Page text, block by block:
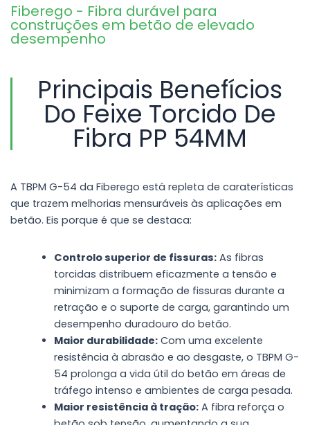
Fiberego - Fibra durável para
construções em betão de elevado
desempenho
Principais Benefícios
Do Feixe Torcido De
Fibra PP 54MM
A TBPM G-54 da Fiberego está repleta de caraterísticas
que trazem melhorias mensuráveis às aplicações em
betão. Eis porque é que se destaca:
Controlo superior de fissuras: As fibras
torcidas distribuem eficazmente a tensão e
minimizam a formação de fissuras durante a
retração e o suporte de carga, garantindo um
desempenho duradouro do betão.
Maior durabilidade: Com uma excelente
resistência à abrasão e ao desgaste, o TBPM G-
54 prolonga a vida útil do betão em áreas de
tráfego intenso e ambientes de carga pesada.
Maior resistência à tração: A fibra reforça o